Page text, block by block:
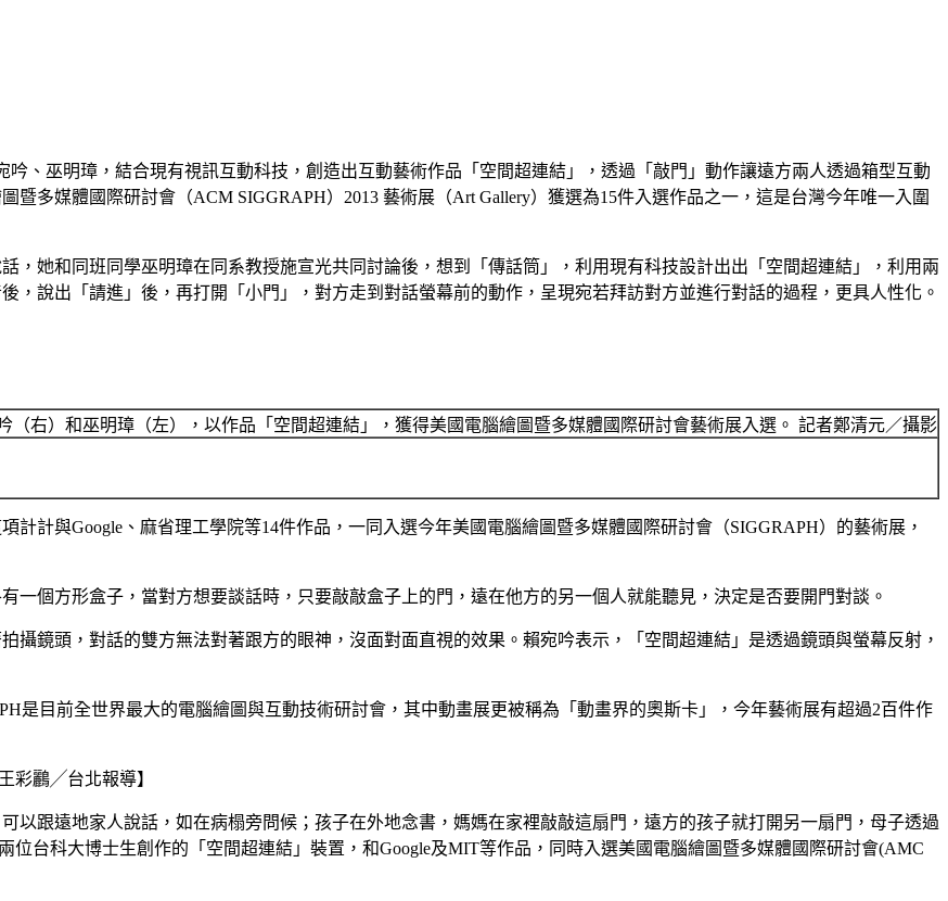
、巫明璋，結合現有視訊互動科技，創造出互動藝術作品「空間超連結」，透過「敲門」動作讓遠方兩人透過箱型互動
多媒體國際研討會（ACM SIGGRAPH）2013 藝術展（Art Gallery）獲選為15件入選作品之一，這是台灣今年唯一入圍
，她和同班同學巫明璋在同系教授施宣光共同討論後，想到「傳話筒」，利用現有科技設計出出「空間超連結」，利用兩
，說出「請進」後，再打開「小門」，對方走到對話螢幕前的動作，呈現宛若拜訪對方並進行對話的過程，更具人性化。
計與Google、麻省理工學院等14件作品，一同入選今年美國電腦繪圖暨多媒體國際研討會（SIGGRAPH）的藝術展，
一個方形盒子，當對方想要談話時，只要敲敲盒子上的門，遠在他方的另一個人就能聽見，決定是否要開門對談。
攝鏡頭，對話的雙方無法對著跟方的眼神，沒面對面直視的效果。賴宛吟表示，「空間超連結」是透過鏡頭與螢幕反射，
是目前全世界最大的電腦繪圖與互動技術研討會，其中動畫展更被稱為「動畫界的奧斯卡」，今年藝術展有超過2百件作
彩鸝╱台北報導】
以跟遠地家人說話，如在病榻旁問候；孩子在外地念書，媽媽在家裡敲敲這扇門，遠方的孩子就打開另一扇門，母子透過
台科大博士生創作的「空間超連結」裝置，和Google及MIT等作品，同時入選美國電腦繪圖暨多媒體國際研討會(AMC